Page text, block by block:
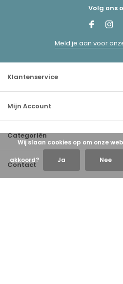
Volg ons
Meld je aan voor
Klantenservice
Mijn Account
Categoriën
Contact
Wij slaan cookies op om onze
akkoord? Ja Nee